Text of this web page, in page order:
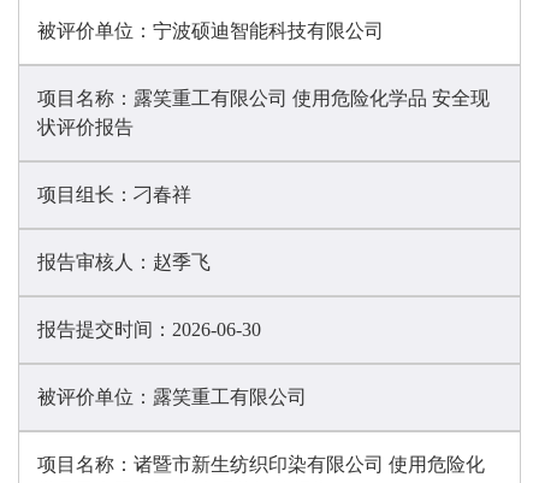
被评价单位： 宁波硕迪智能科技有限公司
项目名称： 露笑重工有限公司 使用危险化学品 安全现
状评价报告
项目组长： 刁春祥
报告审核人： 赵季飞
报告提交时间： 2026-06-30
被评价单位： 露笑重工有限公司
项目名称： 诸暨市新生纺织印染有限公司 使用危险化